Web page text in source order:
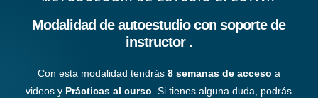
Modalidad de autoestudio con soporte de
instructor .
Con esta modalidad tendrás8 semanas de acceso a
videos y Prácticas al curso. Si tienes alguna duda, podrás